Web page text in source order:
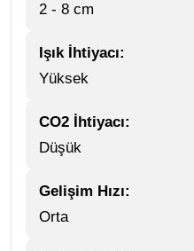
2 - 8 cm
Işık İhtiyacı:
Yüksek
CO2 İhtiyacı:
Düşük
Gelişim Hızı:
Orta